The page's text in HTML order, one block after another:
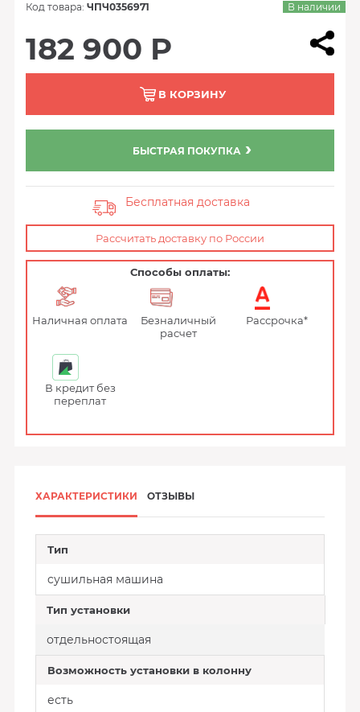
Код товара: ЧПЧ0356971 В наличии
182 900 Р
В КОРЗИНУ
БЫСТРАЯ ПОКУПКА
Бесплатная доставка
Рассчитать доставку по России
Способы оплаты:
Наличная оплата
Безналичный
расчет
Рассрочка*
В кредит без
переплат
ХАРАКТЕРИСТИКИ ОТЗЫВЫ
Тип
cушильная машина
Тип установки
отдельностоящая
Возможность установки в колонну
есть